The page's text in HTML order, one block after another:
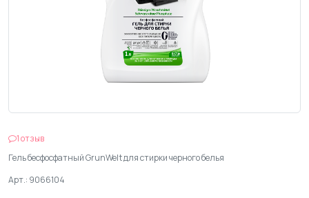
1 отзыв
Гель бесфосфатный GrunWelt для стирки черного белья
Арт.: 9066104